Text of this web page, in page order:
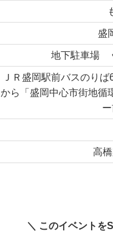
盛
地下駐車場
ＪＲ盛岡駅前バスのり
から「盛岡中心市街地循
高
＼ このイベントを